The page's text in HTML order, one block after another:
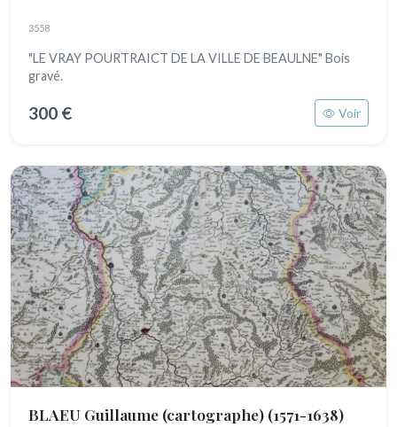
3558
"LE VRAY POURTRAICT DE LA VILLE DE BEAULNE" Bois
gravé.
300 € Voir
BLAEU Guillaume (cartographe) (1571-1638)